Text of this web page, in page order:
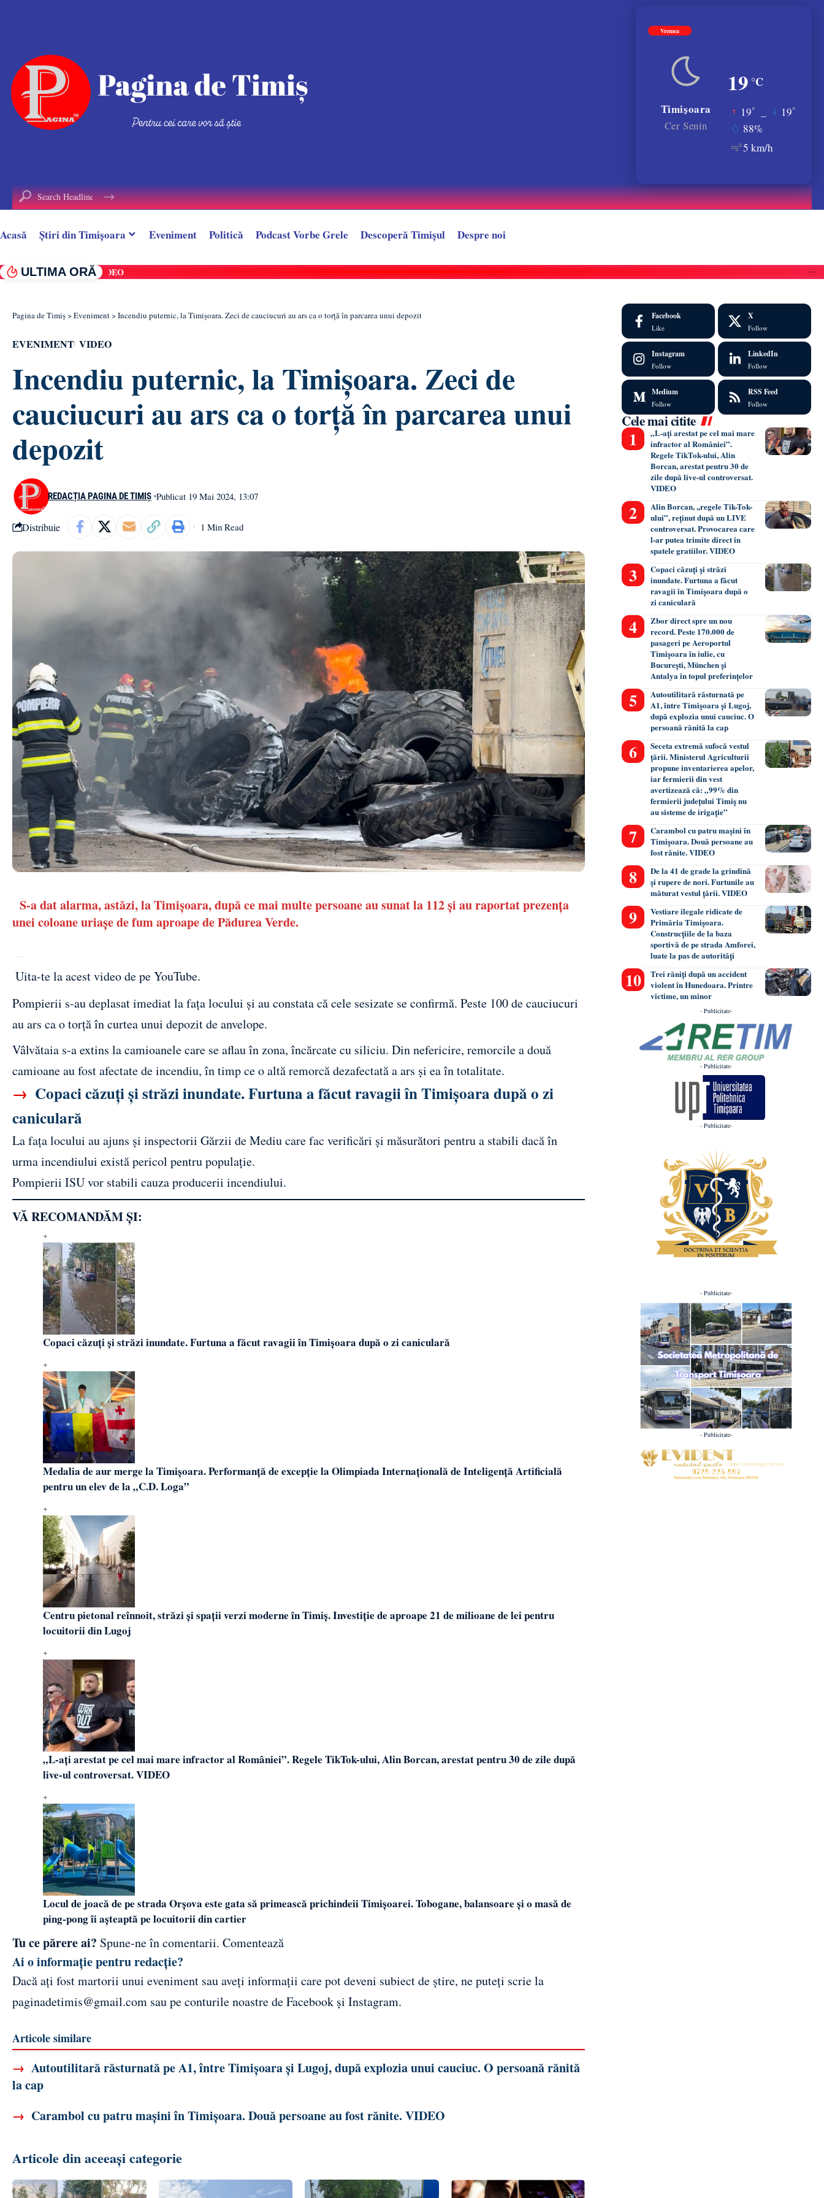
Vremea
19 °C
Timișoara
Cer Senin
19° 19°
88%
5 km/h
Acasă Știri din Timișoara Eveniment Politică Podcast Vorbe Grele Descoperă Timișul Despre noi
ULTIMA ORĂ Alin Borcan, ,,regele Tik-Tok-ului”, reținut după un LIVE controversat. Provocarea care l-ar putea trimite direct în spatele gratiilor. VIDEO
Pagina de Timiș>Eveniment>Incendiu puternic, la Timișoara. Zeci de cauciucuri au ars ca o torță în parcarea unui depozit
EVENIMENT VIDEO
Incendiu puternic, la Timișoara. Zeci de
cauciucuri au ars ca o torță în parcarea unui
depozit
REDACȚIA PAGINA DE TIMIȘ Publicat 19 Mai 2024, 13:07
Distribuie 1 Min Read
S-a dat alarma, astăzi, la Timișoara, după ce mai multe persoane au sunat la 112 și au raportat prezența
unei coloane uriașe de fum aproape de Pădurea Verde.
Uita-te la acest video de pe YouTube.
Pompierii s-au deplasat imediat la fața locului și au constata că cele sesizate se confirmă. Peste 100 de cauciucuri
au ars ca o torță în curtea unui depozit de anvelope.
Vâlvătaia s-a extins la camioanele care se aflau în zona, încărcate cu siliciu. Din nefericire, remorcile a două
camioane au fost afectate de incendiu, în timp ce o altă remorcă dezafectată a ars și ea în totalitate.
→ Copaci căzuți și străzi inundate. Furtuna a făcut ravagii în Timișoara după o zi
caniculară
La fața locului au ajuns și inspectorii Gărzii de Mediu care fac verificări și măsurători pentru a stabili dacă în
urma incendiului există pericol pentru populație.
Pompierii ISU vor stabili cauza producerii incendiului.
VĂ RECOMANDĂM ȘI:
Copaci căzuți și străzi inundate. Furtuna a făcut ravagii în Timișoara după o zi caniculară
Medalia de aur merge la Timișoara. Performanță de excepție la Olimpiada Internațională de Inteligență Artificială
pentru un elev de la „C.D. Loga”
Centru pietonal reînnoit, străzi și spații verzi moderne în Timiș. Investiție de aproape 21 de milioane de lei pentru
locuitorii din Lugoj
„L-ați arestat pe cel mai mare infractor al României”. Regele TikTok-ului, Alin Borcan, arestat pentru 30 de zile după
live-ul controversat. VIDEO
Locul de joacă de pe strada Orșova este gata să primească prichindeii Timișoarei. Tobogane, balansoare și o masă de
ping-pong îi așteaptă pe locuitorii din cartier
Tu ce părere ai? Spune-ne în comentarii. Comentează
Ai o informație pentru redacție?
Dacă ați fost martorii unui eveniment sau aveți informații care pot deveni subiect de știre, ne puteți scrie la
paginadetimis@gmail.com sau pe conturile noastre deFacebook și Instagram.
Articole similare
→ Autoutilitară răsturnată pe A1, între Timișoara și Lugoj, după explozia unui cauciuc. O persoană rănită
la cap
→ Carambol cu patru mașini în Timișoara. Două persoane au fost rănite. VIDEO
Articole din aceeași categorie
Facebook
Like
X
Follow
Instagram
Follow
LinkedIn
Follow
Medium
Follow
RSS Feed
Follow
Cele mai citite
„L-ați arestat pe cel mai mare
infractor al României”.
Regele TikTok-ului, Alin
Borcan, arestat pentru 30 de
zile după live-ul controversat.
VIDEO
Alin Borcan, ,,regele Tik-Tok-
ului”, reținut după un LIVE
controversat. Provocarea care
l-ar putea trimite direct în
spatele gratiilor. VIDEO
Copaci căzuți și străzi
inundate. Furtuna a făcut
ravagii în Timișoara după o
zi caniculară
Zbor direct spre un nou
record. Peste 170.000 de
pasageri pe Aeroportul
Timișoara în iulie, cu
București, München și
Antalya în topul preferințelor
Autoutilitară răsturnată pe
A1, între Timișoara și Lugoj,
după explozia unui cauciuc. O
persoană rănită la cap
Seceta extremă sufocă vestul
țării. Ministerul Agriculturii
propune inventarierea apelor,
iar fermierii din vest
avertizează că: „99% din
fermierii județului Timiș nu
au sisteme de irigație”
Carambol cu patru mașini în
Timișoara. Două persoane au
fost rănite. VIDEO
De la 41 de grade la grindină
și rupere de nori. Furtunile au
măturat vestul țării. VIDEO
Vestiare ilegale ridicate de
Primăria Timișoara.
Construcțiile de la baza
sportivă de pe strada Amforei,
luate la pas de autorități
Trei răniți după un accident
violent în Hunedoara. Printre
victime, un minor
- Publicitate-
- Publicitate-
- Publicitate-
- Publicitate-
- Publicitate-